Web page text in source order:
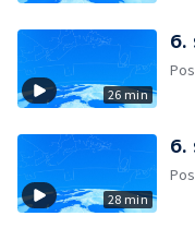
26 min
6.
28 min
6.